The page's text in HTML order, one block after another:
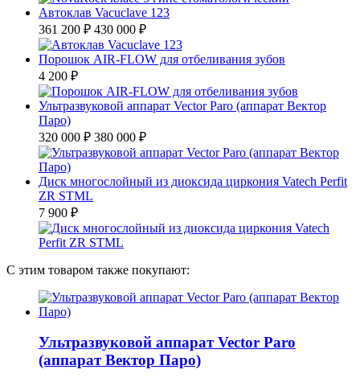
Автоклав Vacuclave 123
361 200 ₽ 430 000 ₽
Порошок AIR-FLOW для отбеливания зубов
4 200 ₽
Ультразвуковой аппарат Vector Paro (аппарат Вектор
Паро)
320 000 ₽ 380 000 ₽
Диск многослойный из диоксида циркония Vatech Perfit
ZR STML
7 900 ₽
С этим товаром также покупают:
Ультразвуковой аппарат Vector Paro
(аппарат Вектор Паро)